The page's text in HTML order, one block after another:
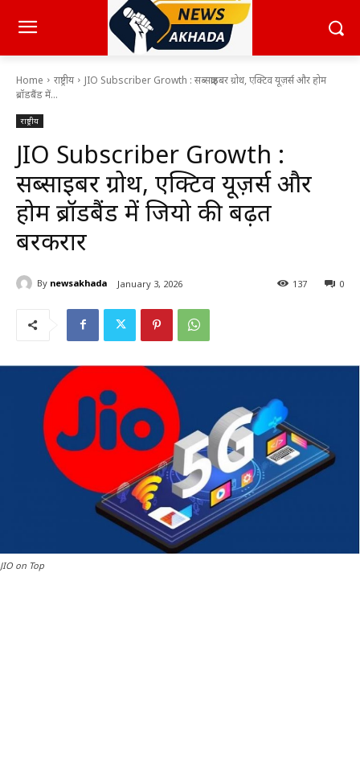
Home राष्ट्रीय
JIO Subscriber Growth : सब्सक्राइबर ग्रोथ, एक्टिव यूज़र्स और होम
ब्रॉडबैंड में...
राष्ट्रीय
JIO Subscriber Growth :
सब्सक्राइबर ग्रोथ, एक्टिव यूज़र्स और
होम ब्रॉडबैंड में जियो की बढ़त
बरकरार
By newsakhada January 3, 2026 0
137
JIO on Top